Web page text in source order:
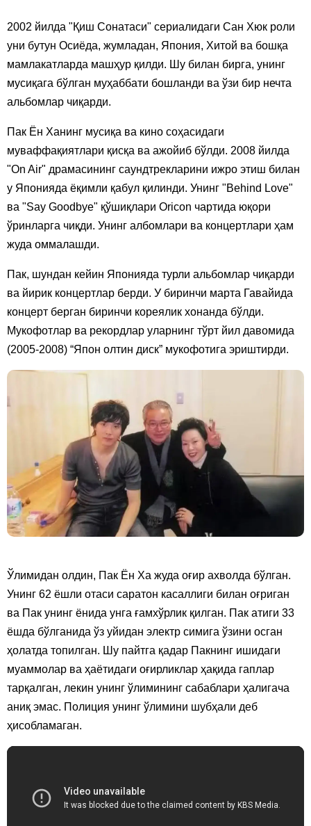
2002 йилда "Қиш Сонатаси" сериалидаги Сан Хюк роли
уни бутун Осиёда, жумладан, Япония, Хитой ва бошқа
мамлакатларда машҳур қилди. Шу билан бирга, унинг
мусиқага бўлган муҳаббати бошланди ва ўзи бир нечта
альбомлар чиқарди.
Пак Ён Ханинг мусиқа ва кино соҳасидаги
муваффақиятлари қисқа ва ажойиб бўлди. 2008 йилда
"On Air" драмасининг саундтрекларини ижро этиш билан
у Японияда ёқимли қабул қилинди. Унинг "Behind Love"
ва "Say Goodbye" қўшиқлари Oricon чартида юқори
ўринларга чиқди. Унинг албомлари ва концертлари ҳам
жуда оммалашди.
Пак, шундан кейин Японияда турли альбомлар чиқарди
ва йирик концертлар берди. У биринчи марта Гавайида
концерт берган биринчи кореялик хонанда бўлди.
Мукофотлар ва рекордлар уларнинг тўрт йил давомида
(2005-2008) “Япон олтин диск” мукофотига эриштирди.
Ўлимидан олдин, Пак Ён Ха жуда оғир ахволда бўлган.
Унинг 62 ёшли отаси саратон касаллиги билан оғриган
ва Пак унинг ёнида унга ғамхўрлик қилган. Пак атиги 33
ёшда бўлганида ўз уйидан электр симига ўзини осган
ҳолатда топилган. Шу пайтга қадар Пакнинг ишидаги
муаммолар ва ҳаётидаги оғирликлар ҳақида гаплар
тарқалган, лекин унинг ўлимининг сабаблари ҳалигача
аниқ эмас. Полиция унинг ўлимини шубҳали деб
ҳисобламаган.